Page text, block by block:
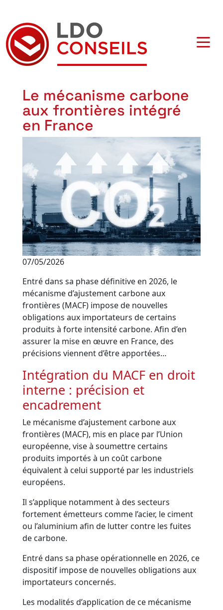
Navigation principale
Le mécanisme carbone
aux frontières intégré
en France
07/05/2026
Entré dans sa phase définitive en 2026, le
mécanisme d’ajustement carbone aux
frontières (MACF) impose de nouvelles
obligations aux importateurs de certains
produits à forte intensité carbone. Afin d’en
assurer la mise en œuvre en France, des
précisions viennent d’être apportées…
Intégration du MACF en droit
interne : précision et
encadrement
Le mécanisme d’ajustement carbone aux
frontières (MACF), mis en place par l’Union
européenne, vise à soumettre certains
produits importés à un coût carbone
équivalent à celui supporté par les industriels
européens.
Il s’applique notamment à des secteurs
fortement émetteurs comme l’acier, le ciment
ou l’aluminium afin de lutter contre les fuites
de carbone.
Entré dans sa phase opérationnelle en 2026, ce
dispositif impose de nouvelles obligations aux
importateurs concernés.
Les modalités d’application de ce mécanisme